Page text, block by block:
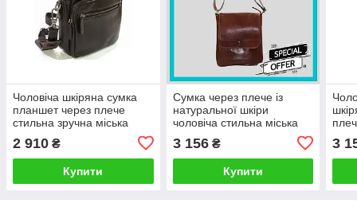
Чоловіча шкіряна сумка
планшет через плече
стильна зручна міська
Катана
2 910 ₴
Купити
Сумка через плече із
натуральної шкіри
чоловіча стильна міська
3 156₴
Купити
3